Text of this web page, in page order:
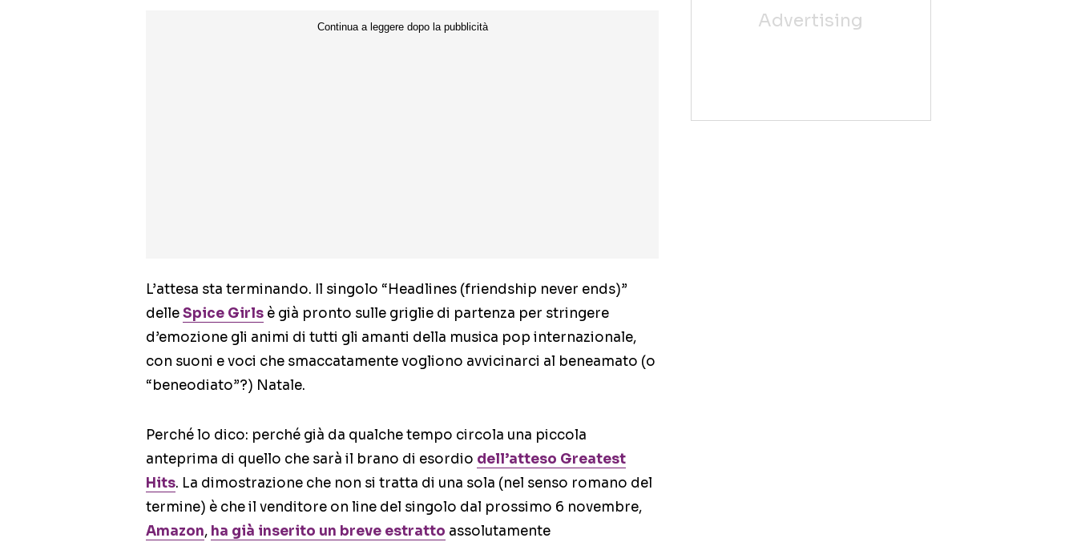
L’attesa sta terminando. Il singolo “Headlines (friendship never ends)”
delleSpice Girls è già pronto sulle griglie di partenza per stringere
d’emozione gli animi di tutti gli amanti della musica pop internazionale,
con suoni e voci che smaccatamente vogliono avvicinarci al beneamato (o
“beneodiato”?) Natale.
Perché lo dico: perché già da qualche tempo circola una piccola
anteprima di quello che sarà il brano di esordio dell’atteso Greatest
Hits. La dimostrazione che non si tratta di una sola (nel senso romano del
termine) è che il venditore on line del singolo dal prossimo 6 novembre,
Amazon, ha già inserito un breve estratto assolutamente